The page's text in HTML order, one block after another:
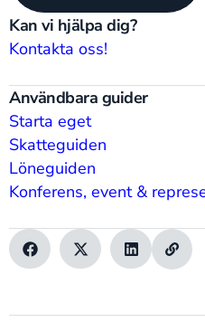
Kan vi hjälpa dig?
Kontakta oss!
Användbara guider
Starta eget
Skatteguiden
Löneguiden
Konferens, event &